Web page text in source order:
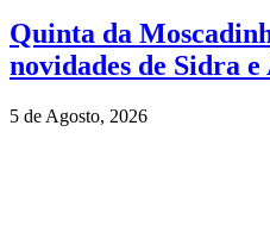
Quinta da
novidades de Sidra
5 de Agosto, 2026